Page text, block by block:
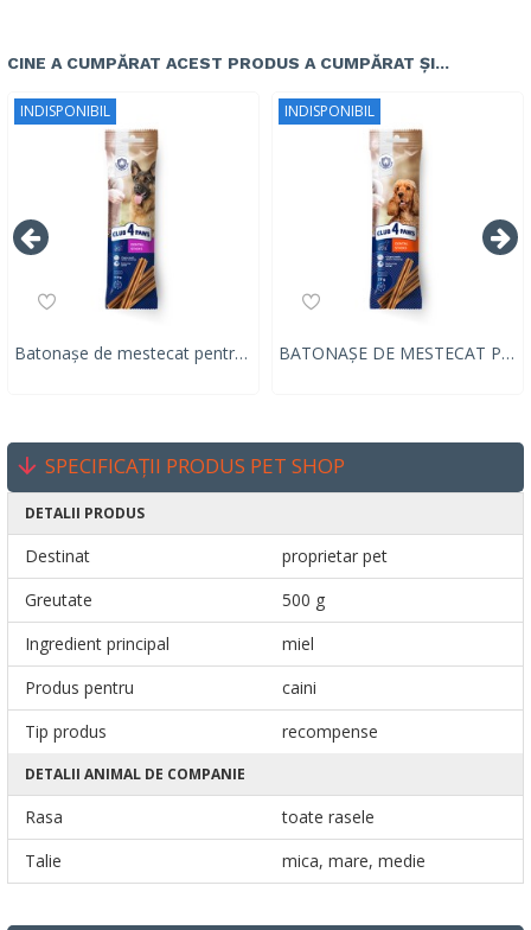
CINE A CUMPĂRAT ACEST PRODUS A CUMPĂRAT ȘI...
INDISPONIBIL
Batonașe de mestecat pentru câini adulți Club 4 Paws Premium Dental Sticks 117g
INDISPONIBIL
BATONAȘE DE MESTECAT PENTRU CÂINI ADULȚI CLUB 4 PAWS PREMIUM DENTAL STICKS, 77g
SPECIFICAȚII PRODUS PET SHOP
DETALII PRODUS
Destinat
proprietar pet
Greutate
500 g
Ingredient principal
miel
Produs pentru
caini
Tip produs
recompense
DETALII ANIMAL DE COMPANIE
Rasa
toate rasele
Talie
mica, mare, medie